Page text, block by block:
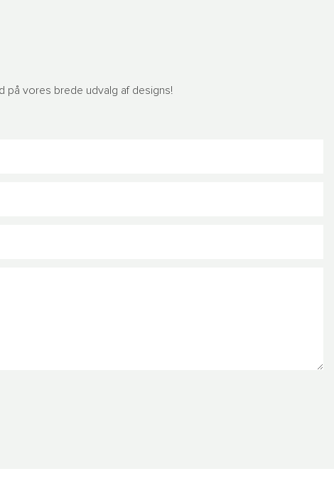
på vores brede udvalg af designs!